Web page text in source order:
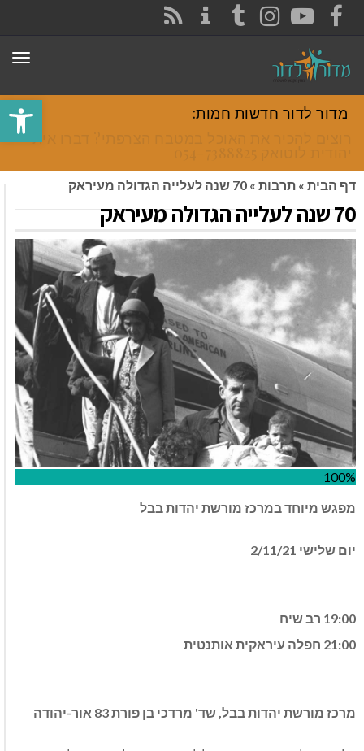
פתח
FACEBOOK
YOUTUBE
INSTAGRAM
TUMBLR
מדור לדור חדשות חמות:
רוצים להכיר את האוכל במטבח הצרפתי? דברו איתי
דף הבית » תרבות » 70 שנה לעלייה הגדולה מעיראק
70 שנה לעלייה הגדולה מעיראק
100%
מפגש מיוחד במרכז מורשת יהדות בבל
יום שלישי 2/11/21
19:00 רב שיח
21:00 חפלה עיראקית אותנטית
מרכז מורשת יהדות בבל, שד' מרדכי בן פורת 83 אור-יהודה